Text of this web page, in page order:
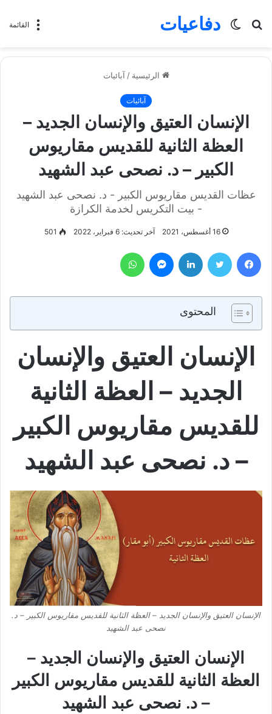
القائمة دفاعيات
بحث
الوضع
الرئيسية / آبائيات
آبائيات
الإنسان العتيق والإنسان الجديد –
العظة الثانية للقديس مقاريوس
الكبير – د. نصحى عبد الشهيد
عظات القديس مقاريوس الكبير - د. نصحى عبد الشهيد
- بيت التكريس لخدمة الكرازة
16 أغسطس، 2021 آخر تحديث: 6 فبراير، 2022 501
فيسبوك تويتر لينكدإن ماسنجر
المحتوى
الإنسان العتيق والإنسان
الجديد – العظة الثانية
للقديس مقاريوس الكبير
– د. نصحى عبد الشهيد
الإنسان العتيق والإنسان الجديد – العظة الثانية للقديس مقاريوس الكبير – د.
نصحى عبد الشهيد
الإنسان العتيق والإنسان الجديد –
العظة الثانية للقديس مقاريوس الكبير
– د. نصحى عبد الشهيد